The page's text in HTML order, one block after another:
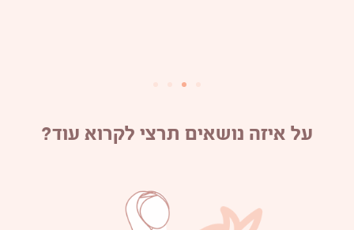
על איזה נושאים תרצי לקרוא עוד?